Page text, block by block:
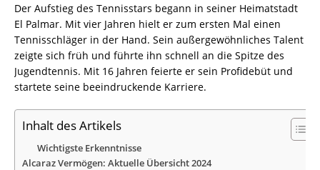
Der Aufstieg des Tennisstars begann in seiner Heimatstadt
El Palmar. Mit vier Jahren hielt er zum ersten Mal einen
Tennisschläger in der Hand. Sein außergewöhnliches Talent
zeigte sich früh und führte ihn schnell an die Spitze des
Jugendtennis. Mit 16 Jahren feierte er sein Profidebüt und
startete seine beeindruckende Karriere.
Inhalt des Artikels
Wichtigste Erkenntnisse
Alcaraz Vermögen: Aktuelle Übersicht 2024